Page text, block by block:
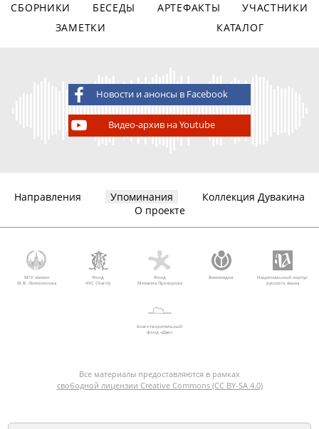
СБОРНИКИ БЕСЕДЫ АРТЕФАКТЫ
УЧАСТНИКИ
ЗАМЕТКИ
КАТАЛОГ
Новости и анонсы в Facebook
Видео-архив на Youtube
Направления Упоминания
Коллекция Дувакина
О проекте
МГУ имени
М.В. Ломоносова
Фонд
AVC Charity
Фонд
Михаила Прохорова
Викимедиа
Национальный корпус
русского языка
Благотворительный
фонд «Дар»
Все материалы предоставляются в рамках
свободной лицензии Creative Commons (CC BY-SA 4.0)